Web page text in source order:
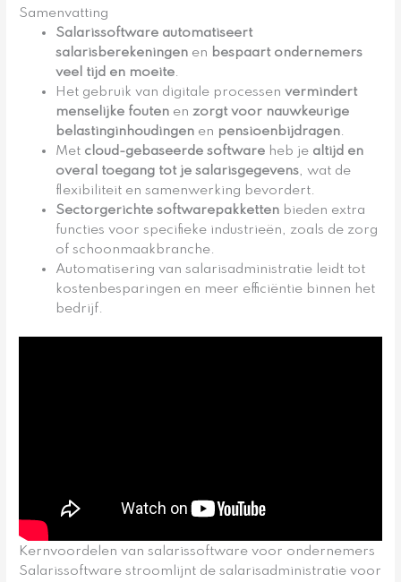
Samenvatting
Salarissoftware automatiseert
salarisberekeningen en bespaart ondernemers
veel tijd en moeite.
Het gebruik van digitale processenvermindert
menselijke fouten enzorgt voor nauwkeurige
belastinginhoudingen en pensioenbijdragen.
Met cloud-gebaseerde software heb je altijd en
overal toegang tot je salarisgegevens, wat de
flexibiliteit en samenwerking bevordert.
Sectorgerichte softwarepakketten bieden extra
functies voor specifieke industrieën, zoals de zorg
of schoonmaakbranche.
Automatisering van salarisadministratie leidt tot
kostenbesparingen en meer efficiëntie binnen het
bedrijf.
Kernvoordelen van salarissoftware voor ondernemers
Salarissoftware stroomlijnt de salarisadministratie voor